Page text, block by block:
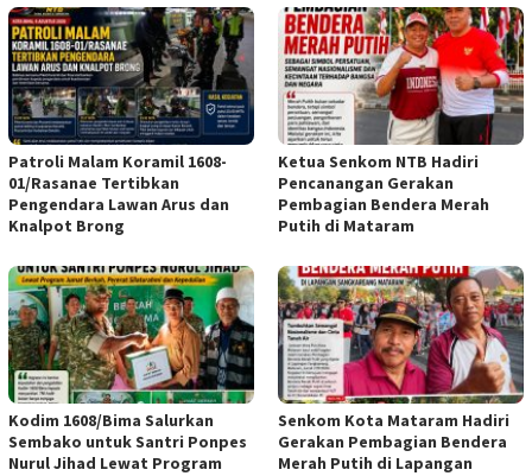
Patroli Malam Koramil 1608-
01/Rasanae Tertibkan
Pengendara Lawan Arus dan
Knalpot Brong
Ketua Senkom NTB Hadiri
Pencanangan Gerakan
Pembagian Bendera Merah
Putih di Mataram
Kodim 1608/Bima Salurkan
Sembako untuk Santri Ponpes
Nurul Jihad Lewat Program
Senkom Kota Mataram Hadiri
Gerakan Pembagian Bendera
Merah Putih di Lapangan